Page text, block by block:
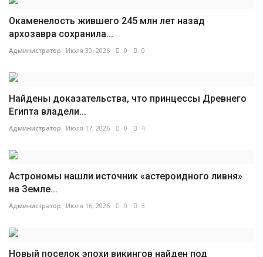
Окаменелость жившего 245 млн лет назад
архозавра сохранила...
Администратор Июля 30, 2026 0 0
Найдены доказательства, что принцессы Древнего
Египта владели...
Администратор Июля 17, 2026 0 4
Астрономы нашли источник «астероидного ливня»
на Земле...
Администратор Июля 16, 2026 0 3
Новый поселок эпохи викингов найден под